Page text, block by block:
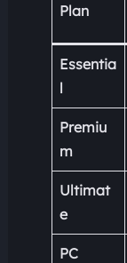
Plan
Essentia
l
Premiu
m
Ultimat
e
PC